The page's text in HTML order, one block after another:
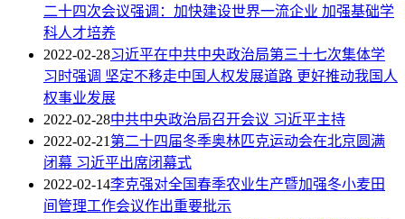
二十四次会议强调：加快建设世界一流企业 加强基础学
科人才培养
2022-02-28习近平在中共中央政治局第三十七次集体学
习时强调 坚定不移走中国人权发展道路 更好推动我国人
权事业发展
2022-02-28中共中央政治局召开会议 习近平主持
2022-02-21第二十四届冬季奥林匹克运动会在北京圆满
闭幕 习近平出席闭幕式
2022-02-14李克强对全国春季农业生产暨加强冬小麦田
间管理工作会议作出重要批示